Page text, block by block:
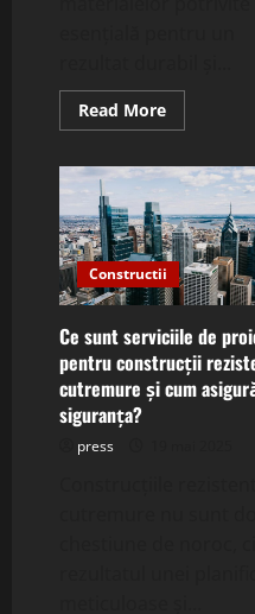
Read MoreRead
more
utilizarea
din
materiale
ceramice
sinterizate
lucrările
de
renovare?
Constructii
Ce sunt serviciile de
pentru construcții
cutremure și cum
siguranța?
press